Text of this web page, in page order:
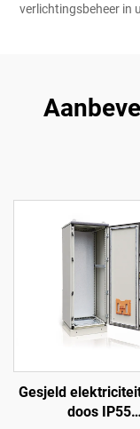
verlichtingsbeheer in
Gesjeld
doos IP55